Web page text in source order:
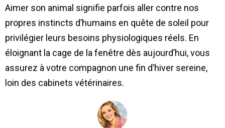
Aimer son animal signifie parfois aller contre nos
propres instincts d’humains en quête de soleil pour
privilégier leurs besoins physiologiques réels. En
éloignant la cage de la fenêtre dès aujourd’hui, vous
assurez à votre compagnon une fin d’hiver sereine,
loin des cabinets vétérinaires.